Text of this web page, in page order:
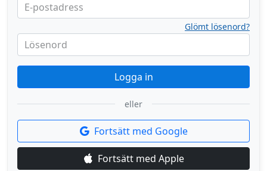
E-postadress
Lösenord
Glömt lösenord?
Logga in
eller
Fortsätt med Google
Fortsätt med Apple